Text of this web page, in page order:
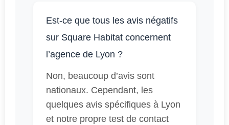
Est-ce que tous les avis négatifs
sur Square Habitat concernent
l’agence de Lyon ?
Non, beaucoup d’avis sont
nationaux. Cependant, les
quelques avis spécifiques à Lyon
et notre propre test de contact